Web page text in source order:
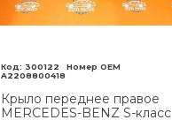
300122
A2208800418
Крыло переднее правое
MERCEDES-BENZ S-класс